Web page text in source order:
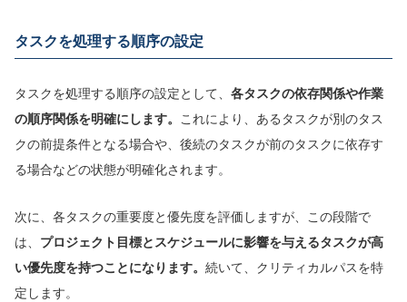
タスクを処理する順序の設定
タスクを処理する順序の設定として、 各タスクの依存関係や作業
の順序関係を明確にします。 これにより、あるタスクが別のタス
クの前提条件となる場合や、後続のタスクが前のタスクに依存す
る場合などの状態が明確化されます。
次に、各タスクの重要度と優先度を評価しますが、この段階で
は、 プロジェクト目標とスケジュールに影響を与えるタスクが高
い優先度を持つことになります。 続いて、クリティカルパスを特
定します。